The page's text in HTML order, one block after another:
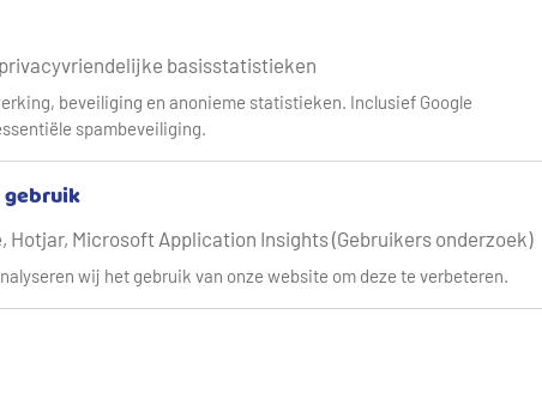
voor onze nieuwsbrief of bent u op zoek naar een
naar ons meestgestelde vragen.
Contact opnemen kan altijd!
basisstatistieken
beveiliging en anonieme statistieken. Inclusief Google
spambeveiliging.
Hotjar, Microsoft Application Insights (Gebruikers onderzoek)
wij het gebruik van onze website om deze te verbeteren.